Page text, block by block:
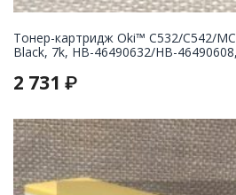
Тонер-картридж Oki™ C532/C542/
Black, 7k, HB-46490632/HB-
2 731 ₽